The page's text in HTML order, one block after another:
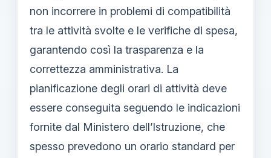
non incorrere in problemi di compatibilità
tra le attività svolte e le verifiche di spesa,
garantendo così la trasparenza e la
correttezza amministrativa. La
pianificazione degli orari di attività deve
essere conseguita seguendo le indicazioni
fornite dal Ministero dell’Istruzione, che
spesso prevedono un orario standard per